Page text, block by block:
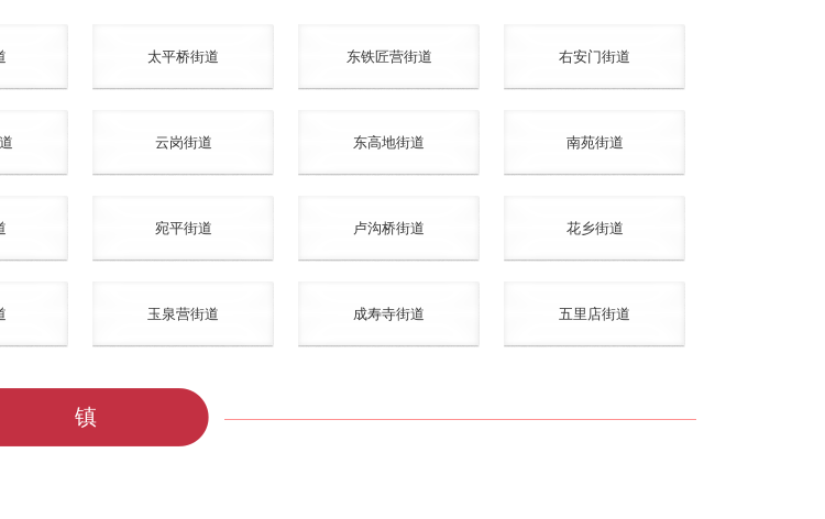
太平桥街道 东铁匠营街道 右安门街道
云岗街道 东高地街道 南苑街道
宛平街道 卢沟桥街道 花乡街道
玉泉营街道 成寿寺街道 五里店街道
镇